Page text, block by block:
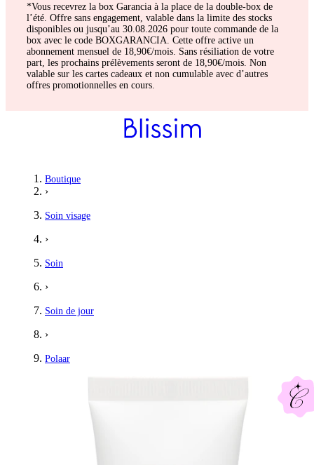
*Vous recevrez la box Garancia à la place de la double-box de
l’été. Offre sans engagement, valable dans la limite des stocks
disponibles ou jusqu’au 30.08.2026 pour toute commande de la
box avec le code BOXGARANCIA. Cette offre active un
abonnement mensuel de 18,90€/mois. Sans résiliation de votre
part, les prochains prélèvements seront de 18,90€/mois. Non
valable sur les cartes cadeaux et non cumulable avec d’autres
offres promotionnelles en cours.
Boutique
›
Soin visage
›
Soin
›
Soin de jour
›
Polaar